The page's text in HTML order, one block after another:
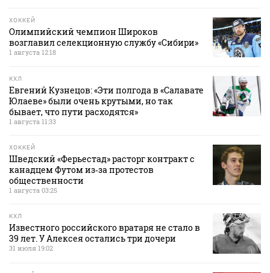
ХОККЕЙ
Олимпийский чемпион Широков
возглавил селекционную службу «Сибири»
1 августа 12:18
КХЛ
Евгений Кузнецов: «Эти полгода в «Салавате
Юлаеве» были очень крутыми, но так
бывает, что пути расходятся»
1 августа 11:33
ХОККЕЙ
Шведский «Ферьестад» расторг контракт с
канадцем Футом из‑за протестов
общественности
1 августа 03:25
КХЛ
Известного российского вратаря не стало в
39 лет. У Алексея остались три дочери
31 июля 19:02